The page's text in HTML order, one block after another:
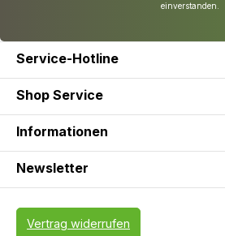
einverstanden.
Service-Hotline
Shop Service
Informationen
Newsletter
Vertrag widerrufen